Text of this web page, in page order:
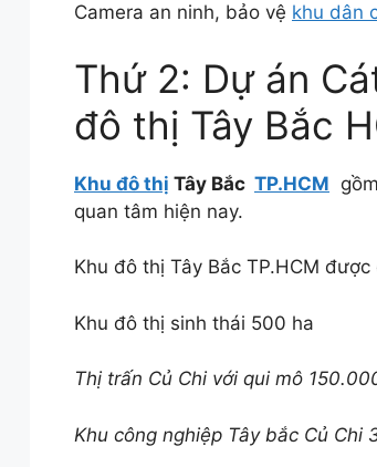
Camera an ninh, bảo vệ khu dân
Thứ 2: Dự án
đô thị Tây Bắc
Khu đô thị Tây Bắc TP.HCM
quan tâm hiện nay.
Khu đô thị Tây Bắc TP.HCM
Khu đô thị sinh thái 500 ha
Thị trấn Củ Chi với qui mô
Khu công nghiệp Tây bắc Củ Chi